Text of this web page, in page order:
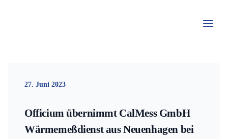
27. Juni 2023
Officium übernimmt CalMess GmbH
Wärmemeßdienst aus Neuenhagen bei